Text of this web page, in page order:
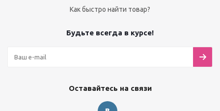
Как быстро найти товар?
Будьте всегда в курсе!
Оставайтесь на связи